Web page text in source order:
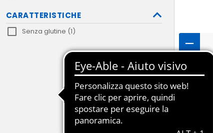
CARATTERISTICHE
Senza glutine (1)